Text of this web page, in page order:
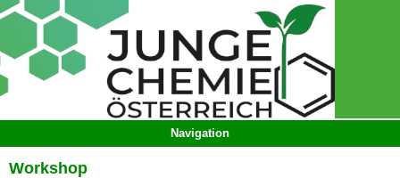
Workshop